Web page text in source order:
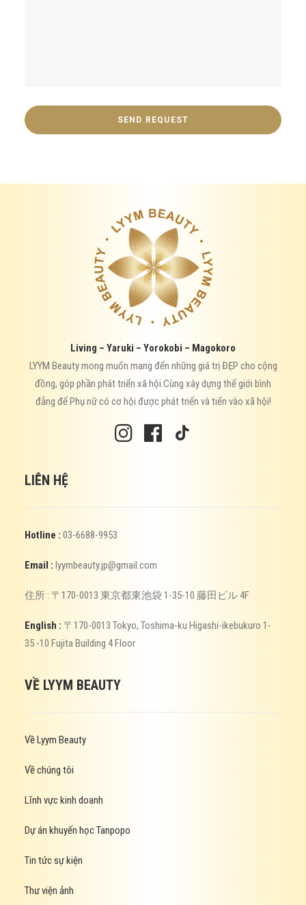
Living – Yaruki – Yorokobi – Magokoro
LYYM Beauty mong muốn mang đến những giá trị ĐẸP cho cộng
đồng, góp phần phát triển xã hội.Cùng xây dựng thế giới bình
đẳng để Phụ nữ có cơ hội được phát triển và tiến vào xã hội!
LIÊN HỆ
Hotline : 03-6688-9953
Email : lyymbeauty.jp@gmail.com
住所 : 〒170-0013 東京都東池袋 1-35-10 藤田ビル 4F
English : 〒170-0013 Tokyo, Toshima-ku Higashi-ikebukuro 1-
35 -10 Fujita Building 4 Floor
VỀ LYYM BEAUTY
Về Lyym Beauty
Về chúng tôi
Lĩnh vực kinh doanh
Dự án khuyến học Tanpopo
Tin tức sự kiện
Thư viện ảnh